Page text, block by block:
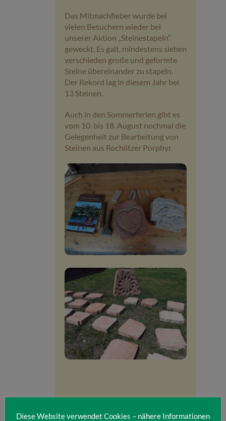
Das Mitmachfieber wurde bei
vielen Besuchern wieder bei
unserer Aktion „Steinestapeln“
geweckt. Es galt, mindestens sieben
verschieden große und geformte
Steine übereinander zu stapeln.
Der Rekord lag in diesem Jahr bei
13 Steinen.
Auch in den Sommerferien gibt es
vom 10. bis 18. August nochmal die
Gelegenheit zur Bearbeitung von
Steinen aus Rochlitzer Porphyr.
Diese Website verwendet Cookies – nähere Informationen